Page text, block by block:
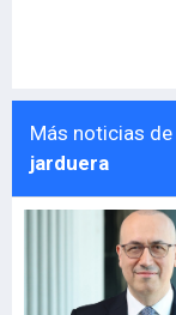
Más noticias de
jarduera